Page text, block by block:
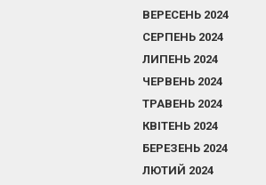
ВЕРЕСЕНЬ 2024
СЕРПЕНЬ 2024
ЛИПЕНЬ 2024
ЧЕРВЕНЬ 2024
ТРАВЕНЬ 2024
КВІТЕНЬ 2024
БЕРЕЗЕНЬ 2024
ЛЮТИЙ 2024